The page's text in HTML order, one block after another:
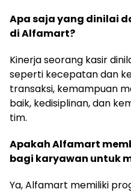
Apa saja yang dinilai
di Alfamart?
Kinerja seorang kasir
seperti kecepatan dan
transaksi, kemampuan
baik, kedisiplinan, dan
tim.
Apakah Alfamart
bagi karyawan untuk
Ya, Alfamart memiliki